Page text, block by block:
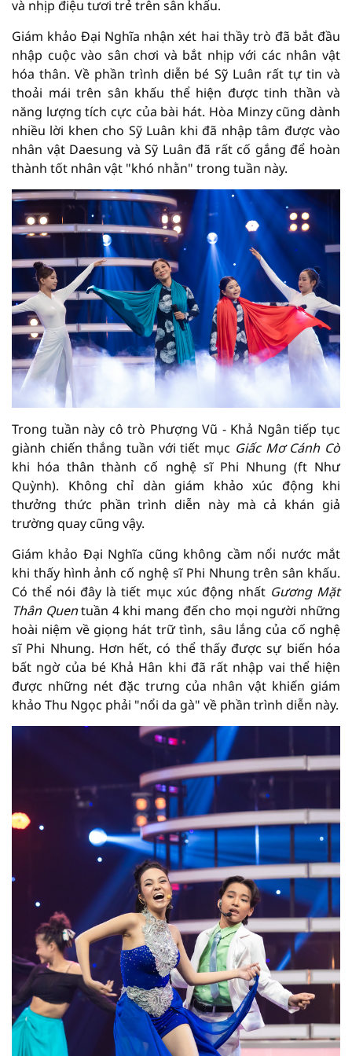
và nhịp điệu tươi trẻ trên sân khấu.
Giám khảo Đại Nghĩa nhận xét hai thầy trò đã bắt đầu
nhập cuộc vào sân chơi và bắt nhịp với các nhân vật
hóa thân. Về phần trình diễn bé Sỹ Luân rất tự tin và
thoải mái trên sân khấu thể hiện được tinh thần và
năng lượng tích cực của bài hát. Hòa Minzy cũng dành
nhiều lời khen cho Sỹ Luân khi đã nhập tâm được vào
nhân vật Daesung và Sỹ Luân đã rất cố gắng để hoàn
thành tốt nhân vật "khó nhằn" trong tuần này.
Trong tuần này cô trò Phượng Vũ - Khả Ngân tiếp tục
giành chiến thắng tuần với tiết mục Giấc Mơ Cánh Cò
khi hóa thân thành cố nghệ sĩ Phi Nhung (ft Như
Quỳnh). Không chỉ dàn giám khảo xúc động khi
thưởng thức phần trình diễn này mà cả khán giả
trường quay cũng vậy.
Giám khảo Đại Nghĩa cũng không cầm nổi nước mắt
khi thấy hình ảnh cố nghệ sĩ Phi Nhung trên sân khấu.
Có thể nói đây là tiết mục xúc động nhất Gương Mặt
Thân Quentuần 4 khi mang đến cho mọi người những
hoài niệm về giọng hát trữ tình, sâu lắng của cố nghệ
sĩ Phi Nhung. Hơn hết, có thể thấy được sự biến hóa
bất ngờ của bé Khả Hân khi đã rất nhập vai thể hiện
được những nét đặc trưng của nhân vật khiến giám
khảo Thu Ngọc phải "nổi da gà" về phần trình diễn này.